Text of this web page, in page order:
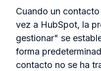
Cuando un
vez a HubSpot, la
gestionar" se
forma
contacto no se ha